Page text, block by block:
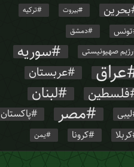
بحرین بیروت ترکیه
تونس دمشق
رژیم صهیونیستی سوریه
عراق عربستان
فلسطین لبنان
لیبی مصر پاکستان
کربلا کرونا یمن